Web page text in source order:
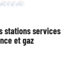
stations services
et gaz